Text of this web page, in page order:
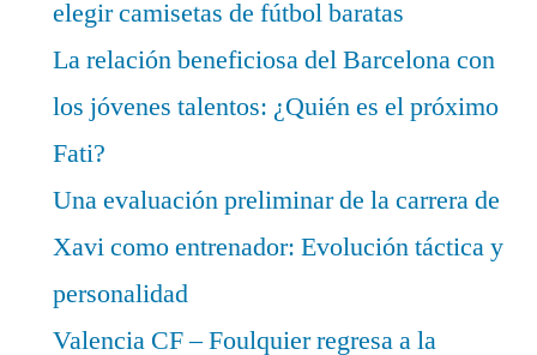
elegir camisetas de fútbol baratas
La relación beneficiosa del Barcelona con
los jóvenes talentos: ¿Quién es el próximo
Fati?
Una evaluación preliminar de la carrera de
Xavi como entrenador: Evolución táctica y
personalidad
Valencia CF – Foulquier regresa a la